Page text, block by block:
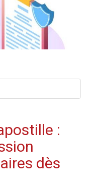
:
dès